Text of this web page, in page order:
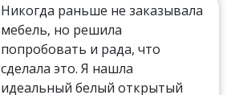
Никогда раньше не заказывала
мебель, но решила
попробовать и рада, что
сделала это. Я нашла
идеальный белый открытый